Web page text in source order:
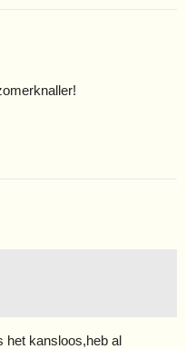
het kansloos,heb al